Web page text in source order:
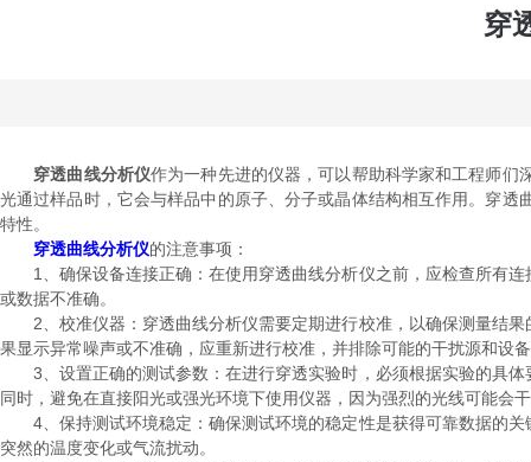
穿
穿透曲线分析仪作为一种先进的仪器，可以帮助科学家和工程师们
光通过样品时，它会与样品中的原子、分子或晶体结构相互作用。穿
特性。
穿透曲线分析仪的注意事项：
1、确保设备连接正确：在使用穿透曲线分析仪之前，应检查所有连
或数据不准确。
2、校准仪器：穿透曲线分析仪需要定期进行校准，以确保测量结果
果显示异常噪声或不准确，应重新进行校准，并排除可能的干扰源和设
3、设置正确的测试参数：在进行穿透实验时，必须根据实验的具体
同时，避免在直接阳光或强光环境下使用仪器，因为强烈的光线可能会
4、保持测试环境稳定：确保测试环境的稳定性是获得可靠数据的关
突然的温度变化或气流扰动。